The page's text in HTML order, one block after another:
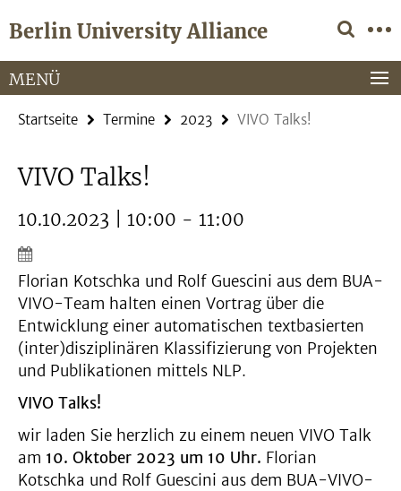
direkt
Inhalt
Berlin University Alliance
Service-
Navigation
MENÜ
Startseite Termine 2023 VIVO Talks!
VIVO Talks!
10.10.2023 | 10:00 - 11:00
Florian Kotschka und Rolf Guescini aus dem BUA-
VIVO-Team halten einen Vortrag über die
Entwicklung einer automatischen textbasierten
(inter)disziplinären Klassifizierung von Projekten
und Publikationen mittels NLP.
VIVO Talks!
wir laden Sie herzlich zu einem neuen VIVO Talk
am 10. Oktober 2023 um 10 Uhr. Florian
Kotschka und Rolf Guescini aus dem BUA-VIVO-